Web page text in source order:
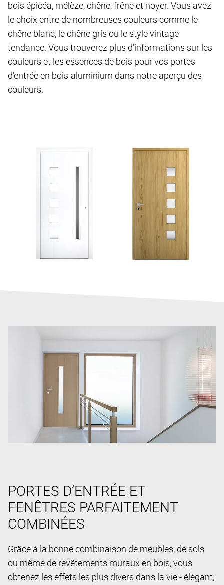
bois épicéa, mélèze, chêne, frêne et noyer. Vous avez
le choix entre de nombreuses couleurs comme le
chêne blanc, le chêne gris ou le style vintage
tendance. Vous trouverez plus d’informations sur les
couleurs et les essences de bois pour vos portes
d’entrée en bois-aluminium dans notre aperçu des
couleurs.
PORTES D’ENTRÉE ET
FENÊTRES PARFAITEMENT
COMBINÉES
Grâce à la bonne combinaison de meubles, de sols
ou même de revêtements muraux en bois, vous
obtenez les effets les plus divers dans la vie - élégant,